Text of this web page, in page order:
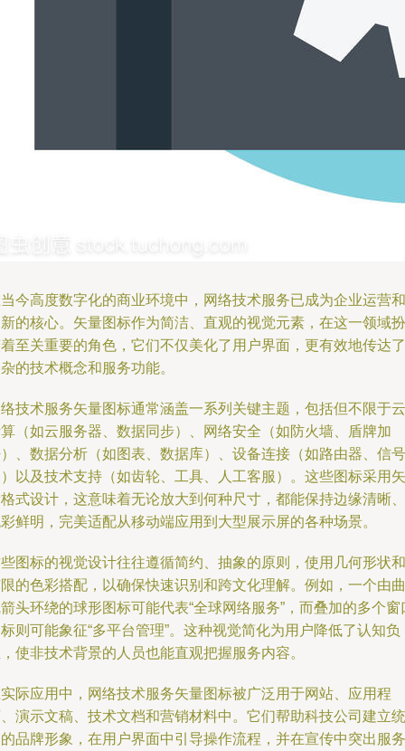
今高度数字化的商业环境中，网络技术服务已成为企业运营和
的核心。矢量图标作为简洁、直观的视觉元素，在这一领域扮
至关重要的角色，它们不仅美化了用户界面，更有效地传达了
的技术概念和服务功能。
技术服务矢量图标通常涵盖一系列关键主题，包括但不限于云
（如云服务器、数据同步）、网络安全（如防火墙、盾牌加
、数据分析（如图表、数据库）、设备连接（如路由器、信号
以及技术支持（如齿轮、工具、人工客服）。这些图标采用矢
式设计，这意味着无论放大到何种尺寸，都能保持边缘清晰、
鲜明，完美适配从移动端应用到大型展示屏的各种场景。
图标的视觉设计往往遵循简约、抽象的原则，使用几何形状和
的色彩搭配，以确保快速识别和跨文化理解。例如，一个由曲
头环绕的球形图标可能代表“全球网络服务”，而叠加的多个窗
则可能象征“多平台管理”。这种视觉简化为用户降低了认知负
使非技术背景的人员也能直观把握服务内容。
际应用中，网络技术服务矢量图标被广泛用于网站、应用程
演示文稿、技术文档和营销材料中。它们帮助科技公司建立统
品牌形象，在用户界面中引导操作流程，并在宣传中突出服务